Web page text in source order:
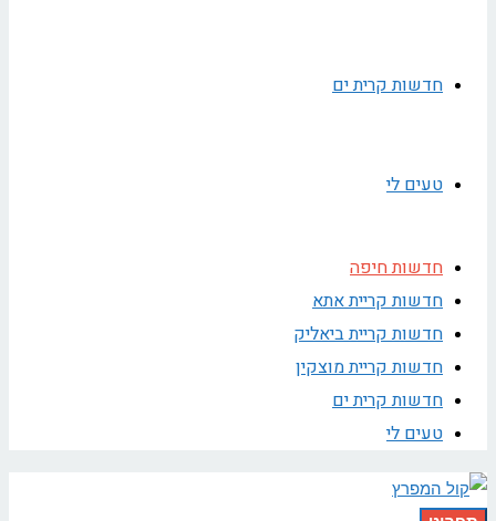
חדשות קרית ים
טעים לי
חדשות חיפה
חדשות קריית אתא
חדשות קריית ביאליק
חדשות קריית מוצקין
חדשות קרית ים
טעים לי